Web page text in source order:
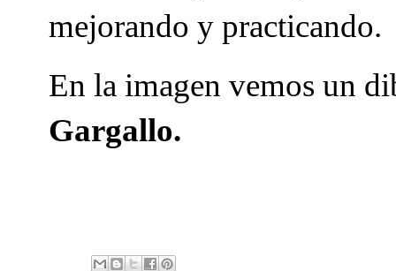
mejorando y practicando.
En la imagen vemos un
Gargallo.